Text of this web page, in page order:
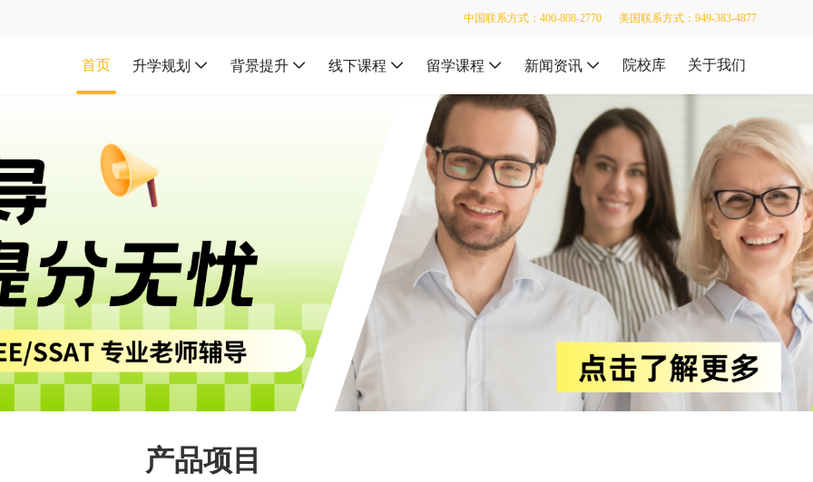
中国联系方式：400-808-2770 美国联系方式：949-383-4877
首页 升学规划 背景提升 线下课程 留学课程 新闻资讯 院校库 关于我们
产品项目